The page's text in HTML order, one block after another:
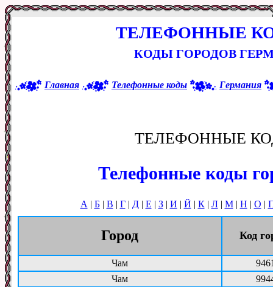
ТЕЛЕФОННЫЕ
КОДЫ ГОРОДОВ
Главная Телефонные коды Германия
ТЕЛЕФОННЫЕ
Телефонные коды
А | Б| В | Г| Д| Е | З| И | Й | К| Л| М| Н | О |
Город Код
Чам
Чам